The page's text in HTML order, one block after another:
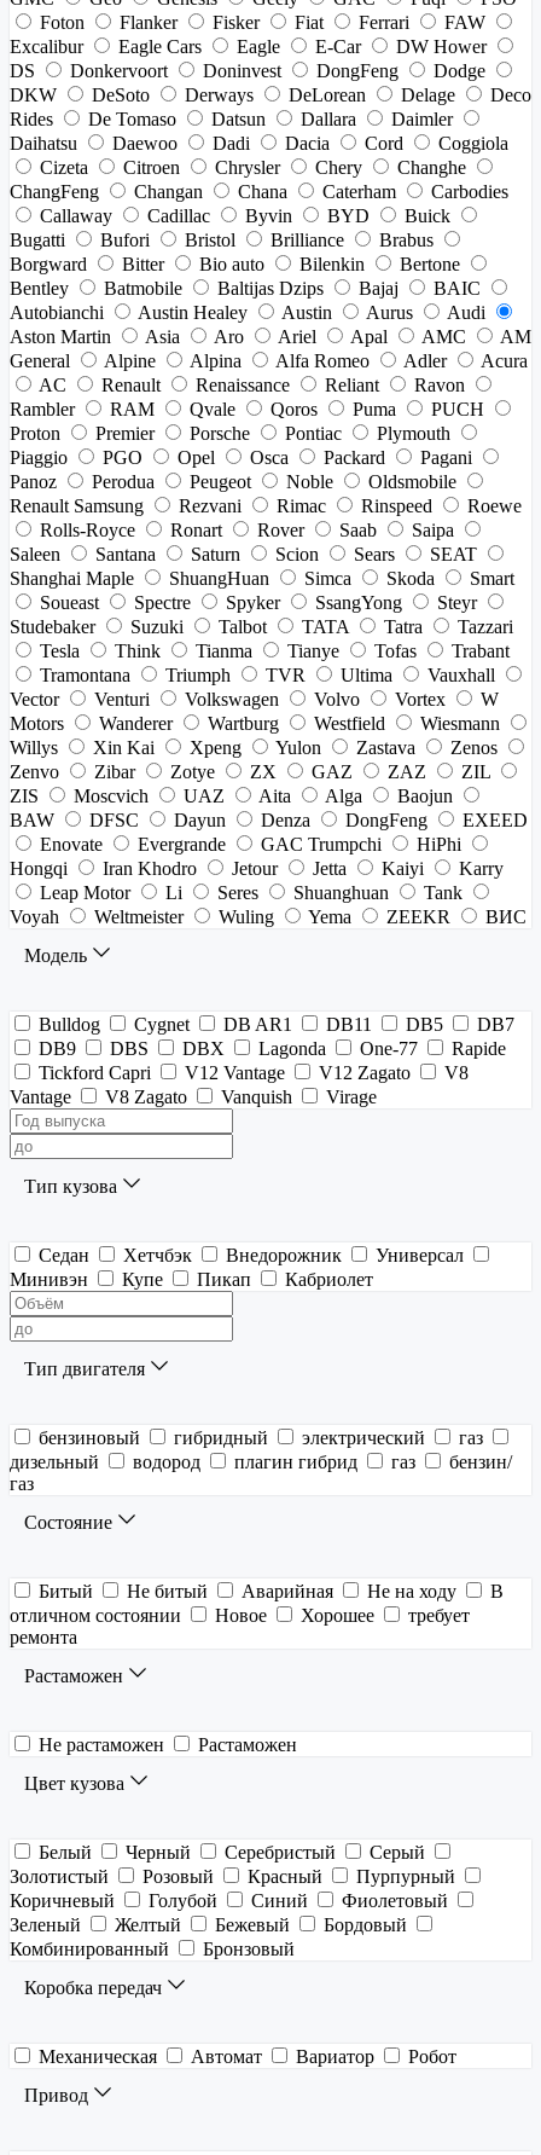
Foton
Flanker Fisker Fiat Ferrari
FAW
Excalibur
Eagle Cars Eagle E-Car
DW Hower
DS
Donkervoort Doninvest DongFeng
Dodge
DKW
DeSoto Derways DeLorean Delage
Deco
Rides
De Tomaso Datsun Dallara
Daimler
Daihatsu
Daewoo Dadi Dacia Cord
Coggiola
Cizeta
Citroen Chrysler Chery
Changhe
ChangFeng
Changan Chana Caterham
Carbodies
Callaway
Cadillac Byvin BYD
Buick
Bugatti
Bufori Bristol Brilliance
Brabus
Borgward
Bitter Bio auto Bilenkin
Bertone
Bentley
Batmobile Baltijas Dzips Bajaj
BAIC
Autobianchi
Austin Healey Austin Aurus
Audi
Aston Martin
Asia Aro Ariel Apal AMC
AM
General
Alpine Alpina Alfa Romeo Adler
Acura
AC
Renault Renaissance Reliant
Ravon
Rambler
RAM Qvale Qoros Puma
PUCH
Proton
Premier Porsche Pontiac
Plymouth
Piaggio
PGO Opel Osca Packard
Pagani
Panoz
Perodua Peugeot Noble
Oldsmobile
Renault Samsung
Rezvani Rimac Rinspeed
Roewe
Rolls-Royce
Ronart Rover Saab
Saipa
Saleen
Santana Saturn Scion Sears
SEAT
Shanghai Maple
ShuangHuan Simca Skoda
Smart
Soueast
Spectre Spyker SsangYong
Steyr
Studebaker
Suzuki Talbot TATA Tatra
Tazzari
Tesla
Think Tianma Tianye Tofas
Trabant
Tramontana
Triumph TVR Ultima
Vauxhall
Vector
Venturi Volkswagen Volvo Vortex
W
Motors
Wanderer Wartburg Westfield
Wiesmann
Willys
Xin Kai Xpeng Yulon Zastava
Zenos
Zenvo
Zibar Zotye ZX GAZ ZAZ
ZIL
ZIS
Moscvich UAZ Aita Alga
Baojun
BAW
DFSC Dayun Denza DongFeng
EXEED
Enovate
Evergrande GAC Trumpchi
HiPhi
Hongqi
Iran Khodro Jetour Jetta Kaiyi
Karry
Leap Motor
Li Seres Shuanghuan
Tank
Voyah
Weltmeister Wuling Yema ZEEKR
ВИС
Модель
Bulldog Cygnet DB AR1 DB11 DB5
DB7
DB9
DBS DBX Lagonda One-77
Rapide
Tickford Capri
V12 Vantage V12 Zagato
V8
Vantage
V8 Zagato Vanquish Virage
Тип кузова
Седан Хетчбэк Внедорожник
Универсал
Минивэн
Купе Пикап Кабриолет
Тип двигателя
бензиновый гибридный электрический
газ
дизельный
водород плагин гибрид газ
бензин/
газ
Состояние
Битый Не битый Аварийная Не на ходу
В
отличном состоянии
Новое Хорошее
требует
ремонта
Растаможен
Не растаможен
Растаможен
Цвет кузова
Белый Черный Серебристый
Серый
Золотистый
Розовый Красный
Пурпурный
Коричневый
Голубой Синий
Фиолетовый
Зеленый
Желтый Бежевый
Бордовый
Комбинированный
Бронзовый
Коробка передач
Механическая Автомат Вариатор
Робот
Привод